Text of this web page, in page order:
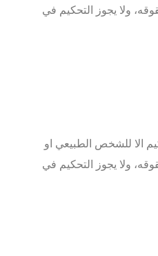
ولا يجوز التحكيم في
الا للشخص الطبيعي او
ولا يجوز التحكيم في